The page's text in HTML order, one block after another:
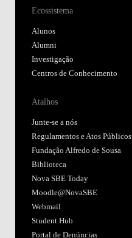
Ecossistema
Alunos
Alumni
Investigação
Centros de Conhecimento
Atalhos
Junte-se a nós
Regulamentos e Atos Públicos
Fundação Alfredo de Sousa
Biblioteca
Nova SBE Today
Moodle@NovaSBE
Webmail
Student Hub
Portal de Denúncias